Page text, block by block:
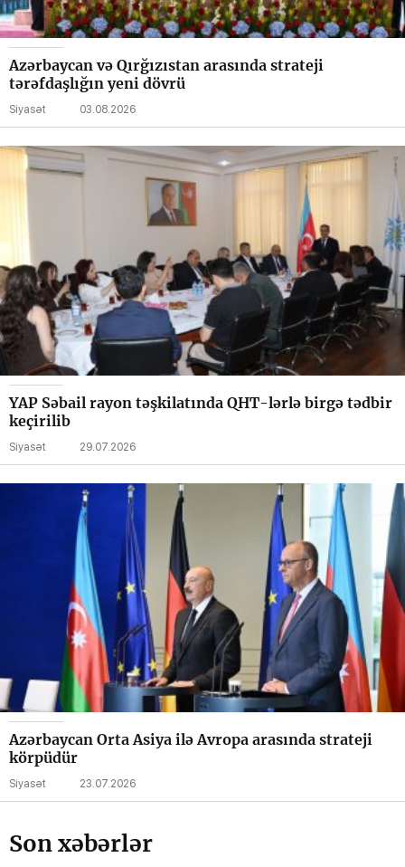
Azərbaycan və Qırğızıstan arasında strateji
tərəfdaşlığın yeni dövrü
Siyasət 03.08.2026
YAP Səbail rayon təşkilatında QHT-lərlə birgə tədbir
keçirilib
Siyasət 29.07.2026
Azərbaycan Orta Asiya ilə Avropa arasında strateji
körpüdür
Siyasət 23.07.2026
Son xəbərlər